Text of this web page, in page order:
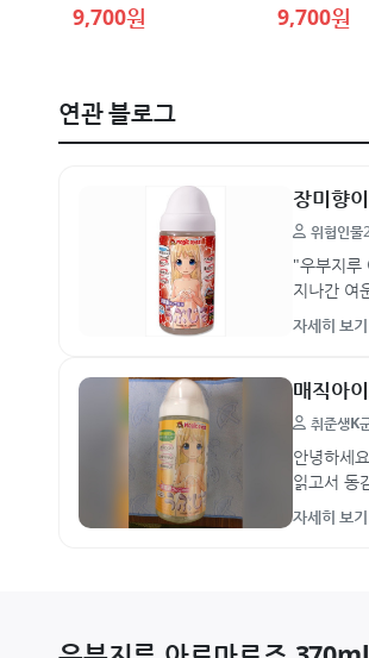
9,700원 9,700원
연관 블로그
장미향
위험인물
"우부지루
지나간 여
제품인 우
자세히 보기
매직아
취준생K
안녕하세
읽고서 동
적는 입
자세히 보기